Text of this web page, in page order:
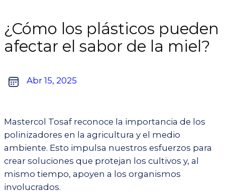
¿Cómo los plásticos pueden
afectar el sabor de la miel?
Abr 15, 2025
Mastercol Tosaf reconoce la importancia de los
polinizadores en la agricultura y el medio
ambiente. Esto impulsa nuestros esfuerzos para
crear soluciones que protejan los cultivos y, al
mismo tiempo, apoyen a los organismos
involucrados.